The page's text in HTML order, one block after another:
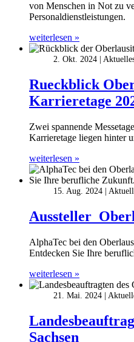
von Menschen in Not zu
Personaldienstleistungen.
weiterlesen »
2. Okt. 2024
Rueckblick
Karrieretage
Zwei spannende
Karrieretage liegen hinter
weiterlesen »
15. Aug. 2024
AlphaTec bei den
Entdecken Sie Ihre
weiterlesen »
21. Mai. 2024
Sachsen